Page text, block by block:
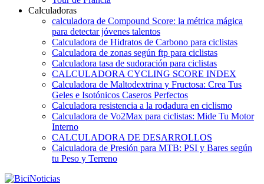
Calculadoras
calculadora de Compound Score: la métrica mágica
para detectar jóvenes talentos
Calculadora de Hidratos de Carbono para ciclistas
Calculadora de zonas según ftp para ciclistas
Calculadora tasa de sudoración para ciclistas
CALCULADORA CYCLING SCORE INDEX
Calculadora de Maltodextrina y Fructosa: Crea Tus
Geles e Isotónicos Caseros Perfectos
Calculadora resistencia a la rodadura en ciclismo
Calculadora de Vo2Max para ciclistas: Mide Tu Motor
Interno
CALCULADORA DE DESARROLLOS
Calculadora de Presión para MTB: PSI y Bares según
tu Peso y Terreno